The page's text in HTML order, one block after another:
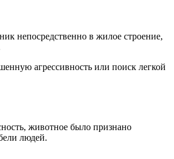
непосредственно в жилое строение,
агрессивность или поиск легкой
животное было признано
людей.